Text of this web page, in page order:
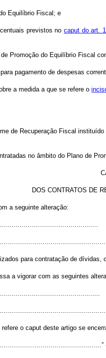
Equilíbrio Fiscal; e
previstos nocaput do art.
Promoção do Equilíbrio Fiscal
pagamento de despesas
a medida a que se refere o
de Recuperação Fiscal instituído
no âmbito do Plano de
DOS CONTRATOS DE
a seguinte alteração:
para contratação de
a vigorar com as seguintes
refere o caputdeste artigo se